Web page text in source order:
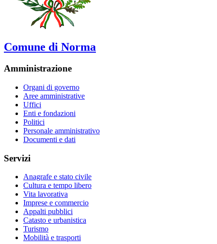
Comune di Norma
Amministrazione
Organi di governo
Aree amministrative
Uffici
Enti e fondazioni
Politici
Personale amministrativo
Documenti e dati
Servizi
Anagrafe e stato civile
Cultura e tempo libero
Vita lavorativa
Imprese e commercio
Appalti pubblici
Catasto e urbanistica
Turismo
Mobilità e trasporti